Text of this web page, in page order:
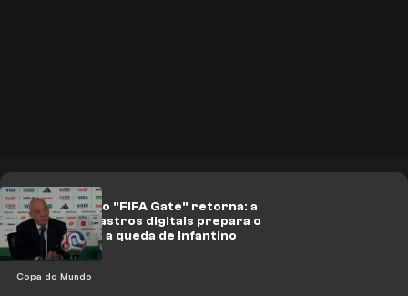
Copa do Mundo
O fantasma do "FIFA Gate" retorna: a
guerra dos rastros digitais prepara o
terreno para a queda de Infantino